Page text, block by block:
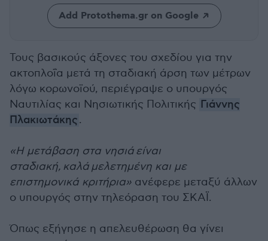
Add Protothema.gr on Google
Τους βασικούς άξονες του σχεδίου για την
ακτοπλοΐα μετά τη σταδιακή άρση των μέτρων
λόγω κορωνοϊού, περιέγραψε ο υπουργός
Ναυτιλίας και Νησιωτικής Πολιτικής Γιάννης
Πλακιωτάκης.
«Η μετάβαση στα νησιά είναι
σταδιακή, καλά μελετημένη και με
επιστημονικά κριτήρια» ανέφερε μεταξύ άλλων
ο υπουργός στην τηλεόραση του ΣΚΑΪ.
Όπως εξήγησε η απελευθέρωση θα γίνει